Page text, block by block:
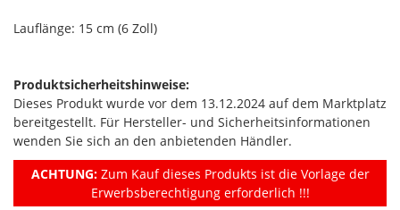
Lauflänge: 15 cm (6 Zoll)
Produktsicherheitshinweise:
Dieses Produkt wurde vor dem 13.12.2024 auf dem Marktplatz
bereitgestellt. Für Hersteller- und Sicherheitsinformationen
wenden Sie sich an den anbietenden Händler.
ACHTUNG:Zum Kauf dieses Produkts ist die Vorlage der
Erwerbsberechtigung erforderlich !!!